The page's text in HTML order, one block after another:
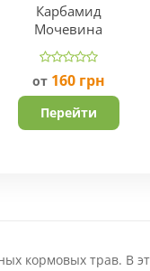
Карбамид
Мочевина
от 160 грн
Перейти
кормовых трав. В